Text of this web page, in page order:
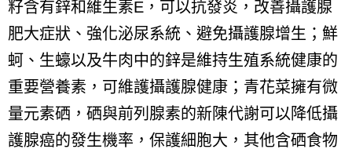
籽含有鋅和維生素E ，可以抗發炎，改善攝護腺
肥大症狀、強化泌尿系統、避免攝護腺增生；鮮
蚵、生蠔以及牛肉中的鋅是維持生殖系統健康的
重要營養素，可維護攝護腺健康；青花菜擁有微
量元素硒，硒與前列腺素的新陳代謝可以降低攝
護腺癌的發生機率，保護細胞大，其他含硒食物